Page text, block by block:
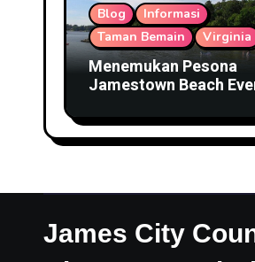
Blog
Informasi
Taman Bemain
Virginia
Menemukan Pesona
Jamestown Beach
James City